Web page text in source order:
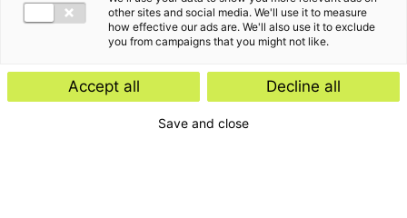
other sites and social media. We'll use it to measure
how effective our ads are. We'll also use it to exclude
you from campaigns that you might not like.
Accept all Decline all
Save and close